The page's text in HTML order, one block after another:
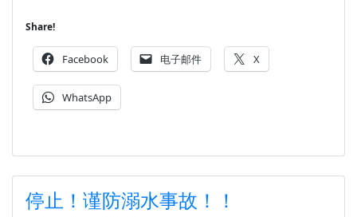
Share!
Facebook 电子邮件 X
WhatsApp
停止！谨防溺水事故！！